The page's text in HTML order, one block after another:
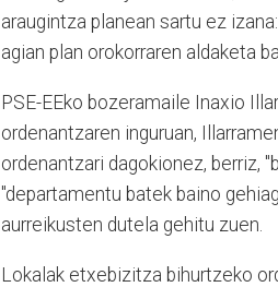
araugintza planean sartu ez
agian plan orokorraren aldaketa
PSE-EEko bozeramaile Inaxio
ordenantzaren inguruan,
ordenantzari dagokionez, berriz,
"departamentu batek baino
aurreikusten dutela gehitu zuen.
Lokalak etxebizitza bihurtzeko